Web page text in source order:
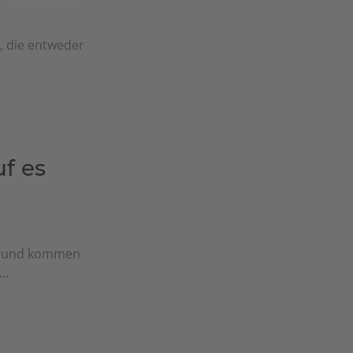
die entweder
es
kommen